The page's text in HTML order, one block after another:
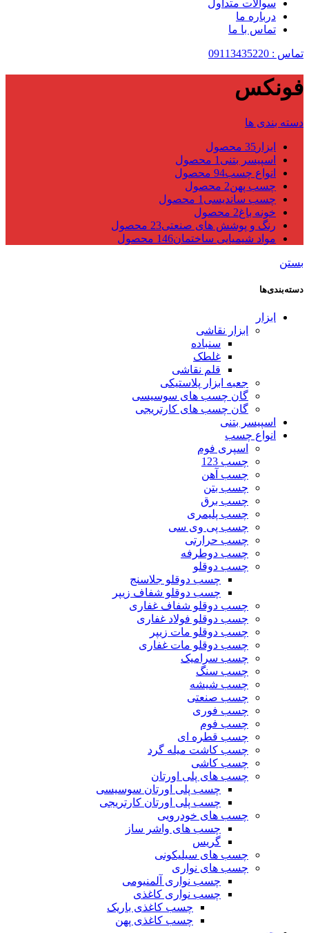
سوالات متداول
درباره ما
تماس با ما
تماس : 09113435220
فونکس
دسته بندی ها
ابزار 35 محصول
اسپیسر بتنی 1 محصول
انواع چسب94 محصول
چسب پهن2 محصول
چسب ساندیسی 1 محصول
خونه باغ2 محصول
رنگ و پوشش های صنعتی23 محصول
مواد شیمیایی ساختمان146 محصول
بستن
دسته‌بندی‌ها
ابزار
ابزار نقاشی
سنباده
غلطک
قلم نقاشی
جعبه ابزار پلاستیکی
گان چسب های سوسیسی
گان چسب های کارتریجی
اسپیسر بتنی
انواع چسب
اسپری فوم
چسب 123
چسب آهن
چسب بتن
چسب برق
چسب پلیمری
چسب پی وی سی
چسب حرارتی
چسب دوطرفه
چسب دوقلو
چسب دوقلو جلاسنج
چسب دوقلو شفاف زیپر
چسب دوقلو شفاف غفاری
چسب دوقلو فولاد غفاری
چسب دوقلو مات زیپر
چسب دوقلو مات غفاری
چسب سرامیک
چسب سنگ
چسب شیشه
چسب صنعتی
چسب فوری
چسب فوم
چسب قطره ای
چسب کاشت میله گرد
چسب کاشی
چسب های پلی اورتان
چسب پلی اورتان سوسیسی
چسب پلی اورتان کارتریجی
چسب های خودرویی
چسب های واشر ساز
گریس
چسب های سیلیکونی
چسب های نواری
چسب نواری آلمنیومی
چسب نواری کاغذی
چسب کاغذی باریک
چسب کاغذی پهن